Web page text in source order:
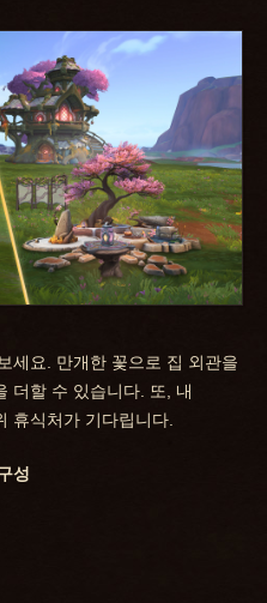
세요. 만개한 꽃으로 집 외관을
더할 수 있습니다. 또, 내
휴식처가 기다립니다.
성